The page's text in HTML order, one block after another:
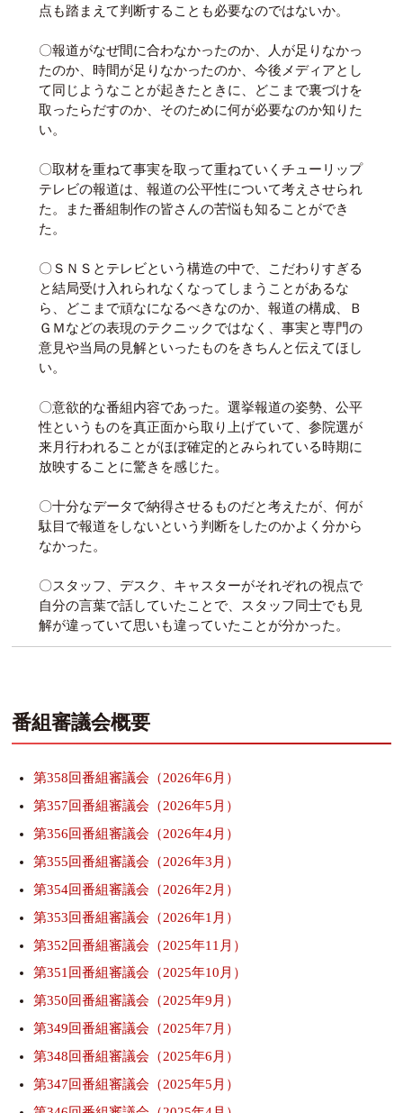
点も踏まえて判断することも必要なのではないか。
〇報道がなぜ間に合わなかったのか、人が足りなかっ
たのか、時間が足りなかったのか、今後メディアとし
て同じようなことが起きたときに、どこまで裏づけを
取ったらだすのか、そのために何が必要なのか知りた
い。
〇取材を重ねて事実を取って重ねていくチューリップ
テレビの報道は、報道の公平性について考えさせられ
た。また番組制作の皆さんの苦悩も知ることができ
た。
〇ＳＮＳとテレビという構造の中で、こだわりすぎる
と結局受け入れられなくなってしまうことがあるな
ら、どこまで頑なになるべきなのか、報道の構成、Ｂ
ＧＭなどの表現のテクニックではなく、事実と専門の
意見や当局の見解といったものをきちんと伝えてほし
い。
〇意欲的な番組内容であった。選挙報道の姿勢、公平
性というものを真正面から取り上げていて、参院選が
来月行われることがほぼ確定的とみられている時期に
放映することに驚きを感じた。
〇十分なデータで納得させるものだと考えたが、何が
駄目で報道をしないという判断をしたのかよく分から
なかった。
〇スタッフ、デスク、キャスターがそれぞれの視点で
自分の言葉で話していたことで、スタッフ同士でも見
解が違っていて思いも違っていたことが分かった。
番組審議会概要
第358回番組審議会（2026年6月）
第357回番組審議会（2026年5月）
第356回番組審議会（2026年4月）
第355回番組審議会（2026年3月）
第354回番組審議会（2026年2月）
第353回番組審議会（2026年1月）
第352回番組審議会（2025年11月）
第351回番組審議会（2025年10月）
第350回番組審議会（2025年9月）
第349回番組審議会（2025年7月）
第348回番組審議会（2025年6月）
第347回番組審議会（2025年5月）